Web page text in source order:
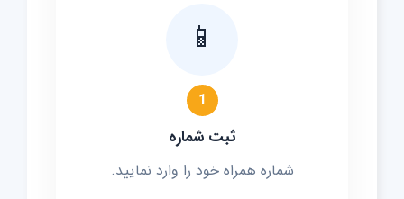
📱
1
ثبت شماره
شماره همراه خود را وارد نمایید.